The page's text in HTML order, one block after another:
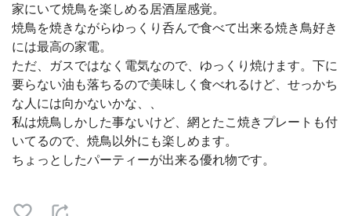
家にいて焼鳥を楽しめる居酒屋感覚。
焼鳥を焼きながらゆっくり呑んで食べて出来る焼き鳥好き
には最高の家電。
ただ、ガスではなく電気なので、ゆっくり焼けます。下に
要らない油も落ちるので美味しく食べれるけど、せっかち
な人には向かないかな、、
私は焼鳥しかした事ないけど、網とたこ焼きプレートも付
いてるので、焼鳥以外にも楽しめます。
ちょっとしたパーティーが出来る優れ物です。